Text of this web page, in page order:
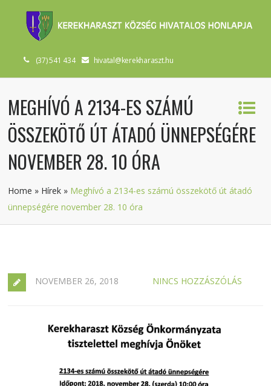
(37) 541 434 hivatal@kerekharaszt.hu
MEGHÍVÓ A 2134-ES SZÁMÚ
ÖSSZEKÖTŐ ÚT ÁTADÓ ÜNNEPSÉGÉRE
NOVEMBER 28. 10 ÓRA
Home » Hírek » Meghívó a 2134-es számú összekötő út átadó
ünnepségére november 28. 10 óra
NOVEMBER 26, 2018 NINCS HOZZÁSZÓLÁS